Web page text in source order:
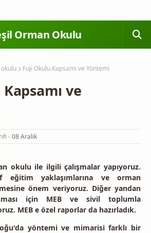
Orman Okulu
Fuji Okulu Kapsamı ve Yöntemi
ve
-08 Aralık
okulu ile ilgili çalışmalar yapıyoruz.
eğitim yaklaşımlarına ve orman
önem veriyoruz. Diğer yandan
için MEB ve sivil toplumla
MEB e özel raporlar da hazırladık.
yöntemi ve mimarisi farklı bir